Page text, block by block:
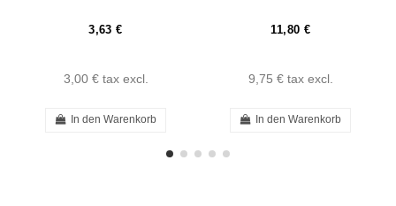
3,63 €
3,00 € tax excl.
In den Warenkorb
11,80 €
9,75 € tax excl.
In den Warenkorb